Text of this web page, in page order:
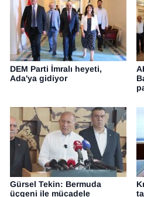
DEM Parti İmralı heyeti,
Ada'ya gidiyor
Gürsel Tekin: Bermuda
üçgeni ile mücadele